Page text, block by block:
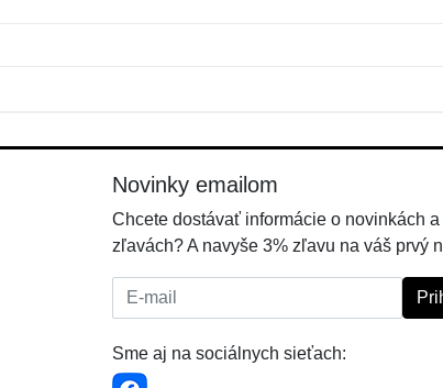
Novinky emailom
Chcete dostávať informácie o novinkách a
zľavách? A navyše 3% zľavu na váš prvý
E-mail:
Sme aj na sociálnych sieťach: